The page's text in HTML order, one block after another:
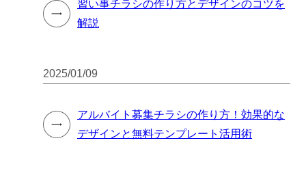
習い事チラシの作り方とデザインのコツを
解説
2025/01/09
アルバイト募集チラシの作り方！効果的な
デザインと無料テンプレート活用術